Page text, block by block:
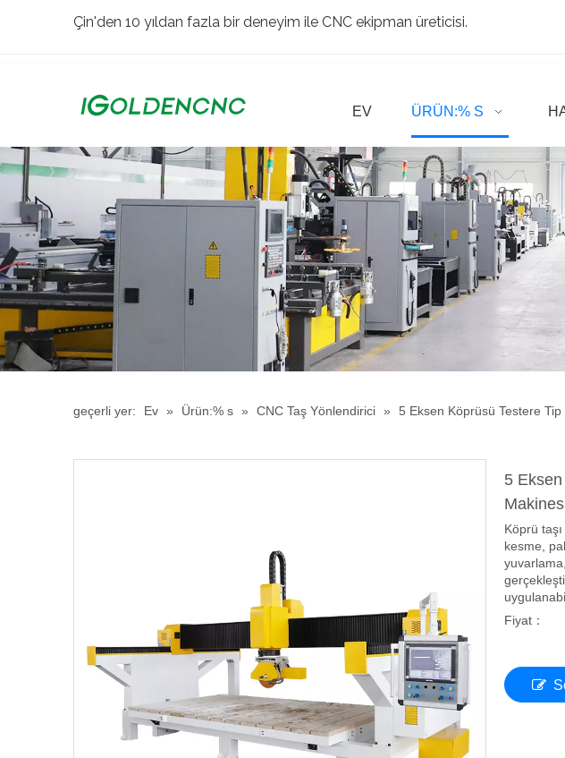
Çin'den 10 yıldan fazla bir deneyim ile CNC ekipman üreticisi.
EV ÜRÜN:% S
geçerli yer: Ev » Ürün:% s » CNC Taş Yönlendirici » 5 Eksen Köprüsü Testere
5
Köprü
kesme,
Fiyat：